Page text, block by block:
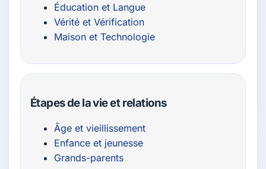
Éducation et Langue
Vérité et Vérification
Maison et Technologie
Étapes de la vie et relations
Âge et vieillissement
Enfance et jeunesse
Grands-parents